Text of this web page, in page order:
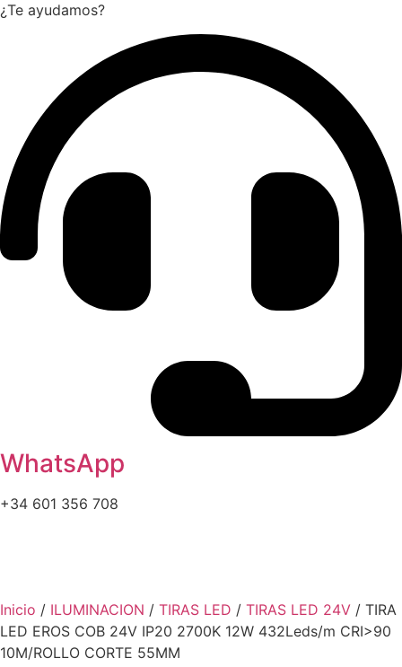
¿Te ayudamos?
WhatsApp
+34 601 356 708
Inicio / ILUMINACION / TIRAS LED / TIRAS LED 24V / TIRA
LED EROS COB 24V IP20 2700K 12W 432Leds/m CRI>90
10M/ROLLO CORTE 55MM